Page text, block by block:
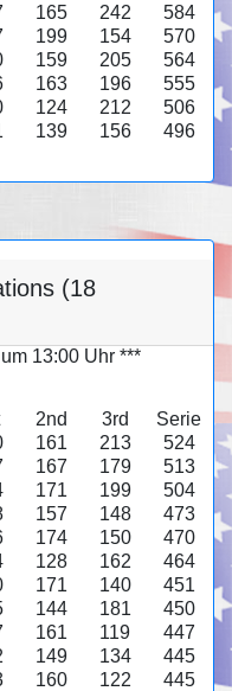
165 242
584
199 154
570
159 205
564
163 196
555
124 212
506
139 156 496
(18
13:00 Uhr ***
2nd 3rd
Serie
161 213
524
167 179
513
171 199
504
157 148
473
174 150
470
128 162
464
171 140
451
144 181
450
161 119
447
149 134
445
160 122 445